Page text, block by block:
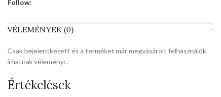
Follow:
VÉLEMÉNYEK (0)
Értékelések
Csak bejelentkezett és a terméket már megvásárolt felhasználók
írhatnak véleményt.